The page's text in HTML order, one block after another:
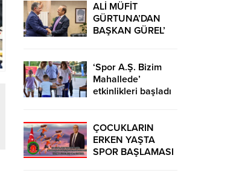
ALİ MÜFİT
GÜRTUNA’DAN
BAŞKAN GÜREL’
‘Spor A.Ş. Bizim
Mahallede’
etkinlikleri başladı
ÇOCUKLARIN
ERKEN YAŞTA
SPOR BAŞLAMASI